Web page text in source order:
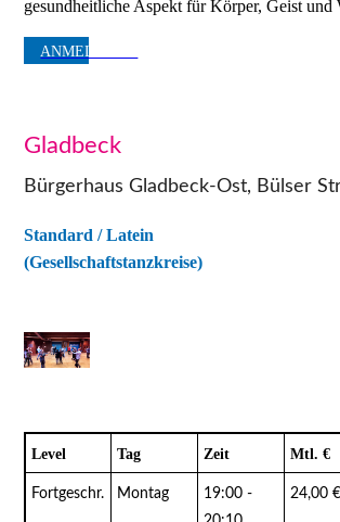
gesundheitliche Aspekt für Körper, Geist und
ANMELDUNG
Gladbeck
Bürgerhaus Gladbeck-Ost, Bülser
Standard / Latein
(Gesellschaftstanzkreise)
Level Tag Zeit Mtl. €
Fortgeschr. Montag
19:00 -
24,00 €